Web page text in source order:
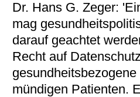
Dr. Hans G. Zeger:
mag
darauf geachtet
Recht auf
mündigen Patienten.